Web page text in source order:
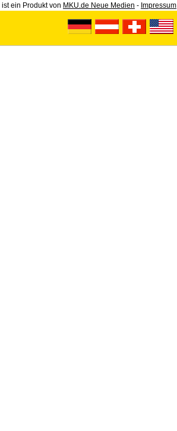
ist ein Produkt von MKU.de Neue Medien - Impressum